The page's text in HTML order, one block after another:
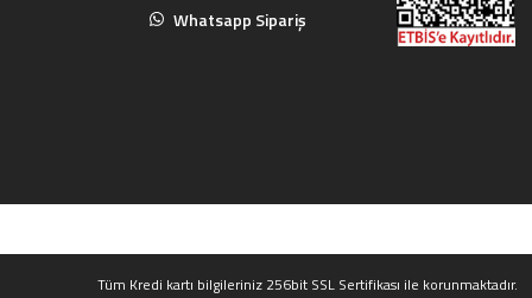
Whatsapp Sipariş
Tüm Kredi kartı bilgileriniz 256bit SSL Sertifikası ile korunmaktadır.